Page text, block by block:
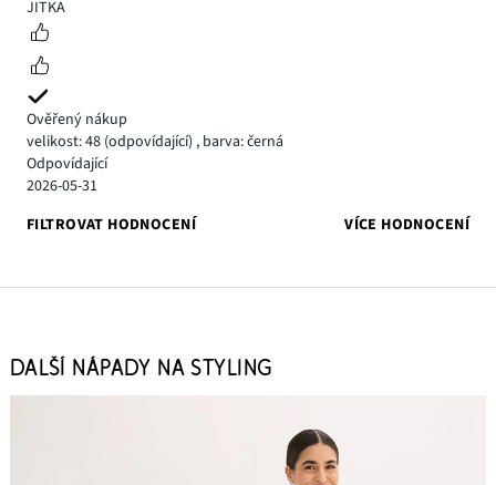
5
JITKA
Ověřený nákup
velikost: 48 (odpovídající) , barva: černá
Odpovídající
2026-05-31
FILTROVAT HODNOCENÍ
VÍCE HODNOCENÍ
DALŠÍ NÁPADY NA STYLING